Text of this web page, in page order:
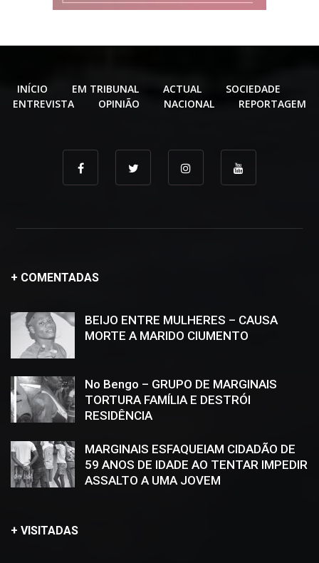
INÍCIO EM TRIBUNAL ACTUAL
SOCIEDADE
ENTREVISTA
OPINIÃO NACIONAL REPORTAGEM
+ COMENTADAS
BEIJO ENTRE MULHERES – CAUSA
MORTE A MARIDO CIUMENTO
No Bengo – GRUPO DE MARGINAIS
TORTURA FAMÍLIA E DESTRÓI
RESIDÊNCIA
MARGINAIS ESFAQUEIAM CIDADÃO DE
59 ANOS DE IDADE AO TENTAR IMPEDIR
ASSALTO A UMA JOVEM
+ VISITADAS